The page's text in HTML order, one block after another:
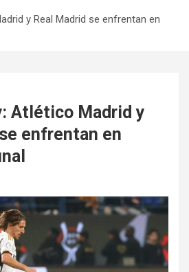
y Real Madrid se enfrentan en
Atlético Madrid y
enfrentan en